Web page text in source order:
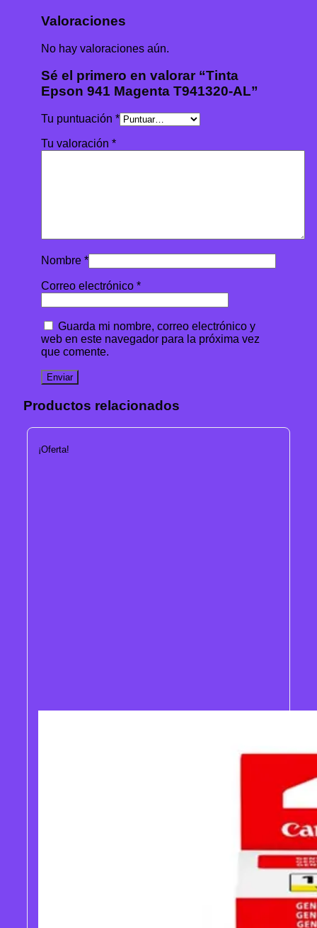
Valoraciones
No hay valoraciones aún.
Sé el primero en valorar “Tinta
Epson 941 Magenta T941320-AL”
Tu puntuación *
Tu valoración *
Nombre *
Correo electrónico *
Guarda mi nombre, correo electrónico y
web en este navegador para la próxima vez
que comente.
Productos relacionados
¡Oferta!